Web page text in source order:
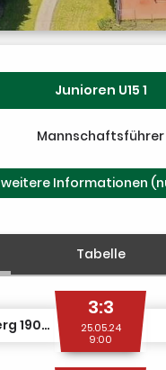
Junioren U15 1
Mannschaftsführer
weitere Informationen
Tabelle
Sauerländer TK Arnsberg 1907 1
3:3
25.05.24
9:00